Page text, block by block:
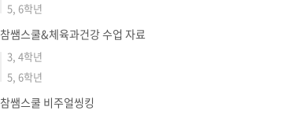
5, 6학년
참쌤스쿨&체육과건강 수업 자료
3, 4학년
5, 6학년
참쌤스쿨 비주얼씽킹